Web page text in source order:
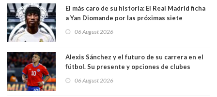
El más caro de su historia: El Real Madrid ficha
a Yan Diomande por las próximas siete
06 August 2026
Alexis Sánchez y el futuro de su carrera en el
fútbol. Su presente y opciones de clubes
06 August 2026